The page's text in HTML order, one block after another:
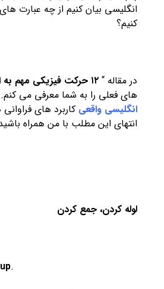
انگلیسی بیان کنیم از چه عبارت
کنیم؟
در مقاله “
های فعلی را به شما معرفی می
انگلیسی واقعی کاربرد های
انتهای این مطلب با من همراه
لوله کردن، جمع کردن
up.